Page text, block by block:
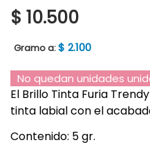
$ 10.500
Gramo a:$ 2.100
No quedan unidades
El Brillo Tinta Furia
tinta labial con el
Contenido: 5 gr.